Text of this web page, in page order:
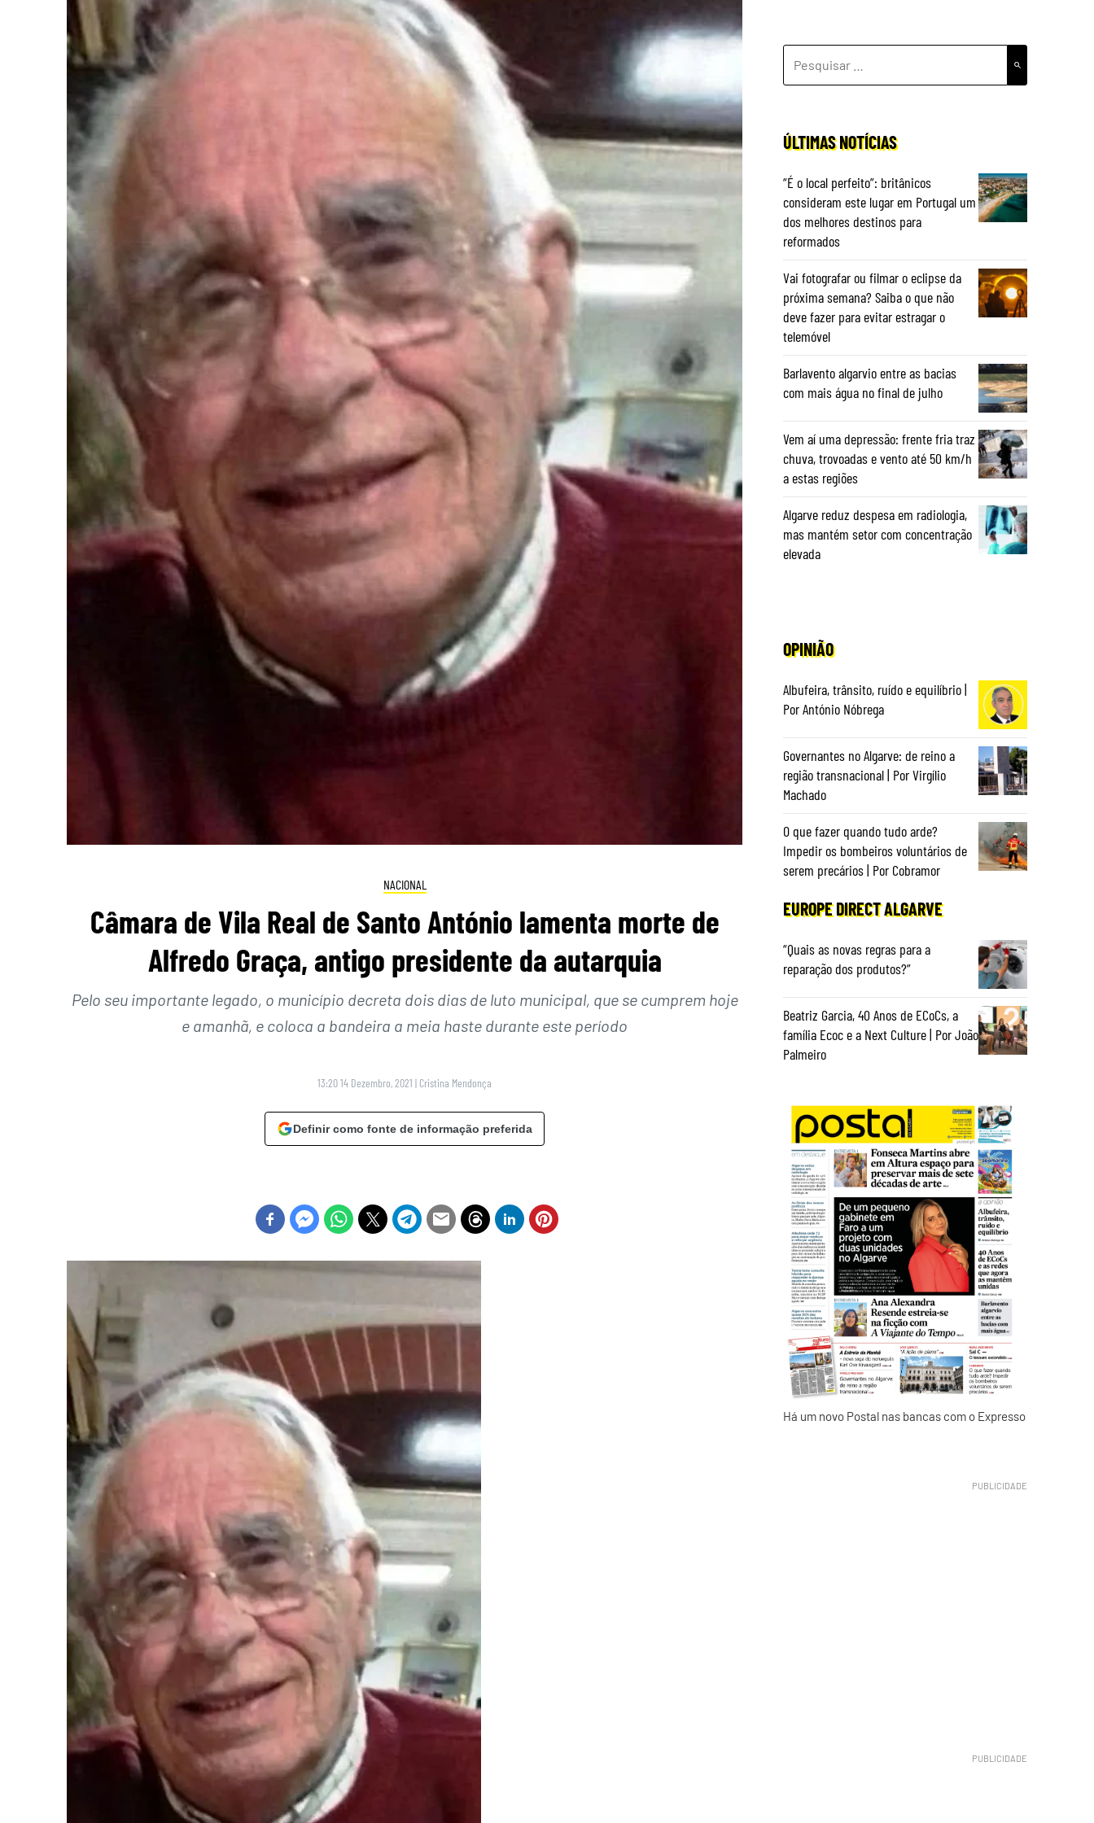
NACIONAL
Câmara de Vila Real de Santo António lamenta morte de
Alfredo Graça, antigo presidente da autarquia
Pelo seu importante legado, o município decreta dois dias de luto municipal, que se cumprem hoje
e amanhã, e coloca a bandeira a meia haste durante este período
13:20 14 Dezembro, 2021 | Cristina Mendonça
Definir como fonte de informação preferida
POR:
ÚLTIMAS NOTÍCIAS
“É o local perfeito”: britânicos
consideram este lugar em Portugal um
dos melhores destinos para
reformados
Vai fotografar ou filmar o eclipse da
próxima semana? Saiba o que não
deve fazer para evitar estragar o
telemóvel
Barlavento algarvio entre as bacias
com mais água no final de julho
Vem aí uma depressão: frente fria traz
chuva, trovoadas e vento até 50 km/h
a estas regiões
Algarve reduz despesa em radiologia,
mas mantém setor com concentração
elevada
OPINIÃO
Albufeira, trânsito, ruído e equilíbrio |
Por António Nóbrega
Governantes no Algarve: de reino a
região transnacional | Por Virgílio
Machado
O que fazer quando tudo arde?
Impedir os bombeiros voluntários de
serem precários | Por Cobramor
EUROPE DIRECT ALGARVE
“Quais as novas regras para a
reparação dos produtos?”
Beatriz Garcia, 40 Anos de ECoCs, a
família Ecoc e a Next Culture | Por João
Palmeiro
Há um novo Postal nas bancas com o Expresso